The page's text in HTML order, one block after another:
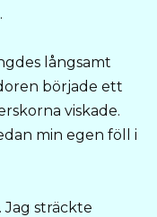
långsamt
började ett
viskade.
min egen föll i
Jag sträckte